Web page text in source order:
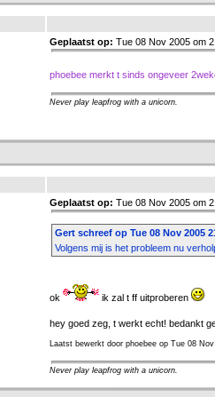
Geplaatst op: Tue 08 Nov 2005 om
phoebee merkt t sinds ongeveer
Never play leapfrog with a unicorn.
Geplaatst op: Tue 08 Nov 2005 om
Gert schreef op Tue 08 Nov 2005
Volgens mij is het probleem nu
ok ik zal t ff uitproberen
hey goed zeg, t werkt echt! bedankt
Laatst bewerkt door phoebee op Tue 08
Never play leapfrog with a unicorn.